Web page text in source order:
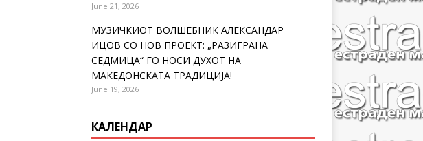
June 21, 2026
МУЗИЧКИОТ ВОЛШЕБНИК АЛЕКСАНДАР
ИЦОВ СО НОВ ПРОЕКТ: „РАЗИГРАНА
СЕДМИЦА“ ГО НОСИ ДУХОТ НА
МАКЕДОНСКАТА ТРАДИЦИЈА!
June 19, 2026
КАЛЕНДАР